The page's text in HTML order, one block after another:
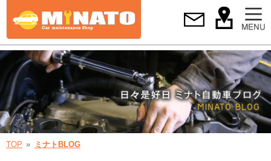
TOP ミナトBLOG